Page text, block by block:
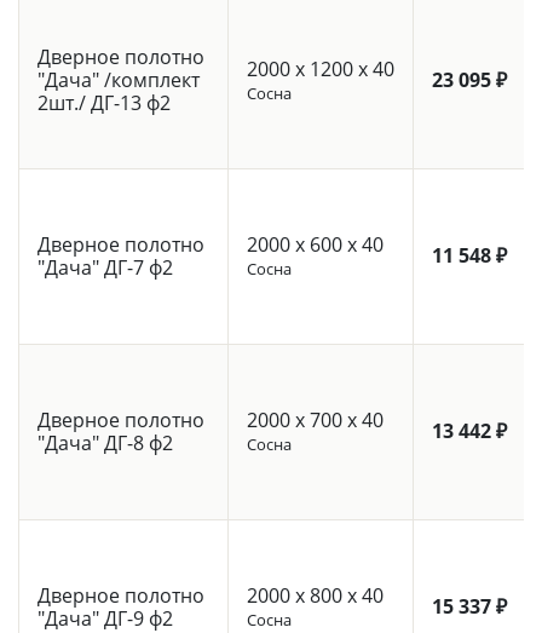
Дверное полотно
"Дача" /комплект
2шт./ ДГ-13 ф2
2000 x 1200 x 40
Сосна 23 095 ₽
Дверное полотно
"Дача" ДГ-7 ф2
2000 x 600 x 40
Сосна 11 548 ₽
Дверное полотно
"Дача" ДГ-8 ф2
2000 x 700 x 40
Сосна 13 442 ₽
Дверное полотно
"Дача" ДГ-9 ф2
2000 x 800 x 40
Сосна 15 337 ₽